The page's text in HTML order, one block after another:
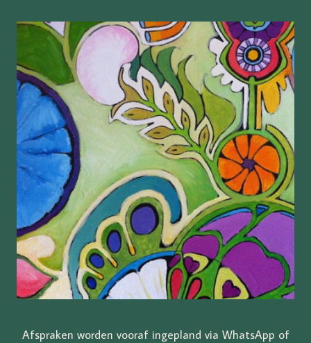
Afspraken worden vooraf ingepland via WhatsApp of